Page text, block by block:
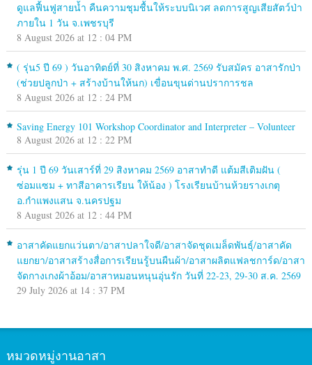
ดูแลฟื้นฟูสายน้ำ คืนความชุมชื้นให้ระบบนิเวศ ลดการสูญเสียสัตว์ป่า
ภายใน 1 วัน จ.เพชรบุรี
8 August 2026 at 12 : 04 PM
( รุ่น5 ปี 69 ) วันอาทิตย์ที่ 30 สิงหาคม พ.ศ. 2569 รับสมัคร อาสารักป่า
(ช่วยปลูกป่า + สร้างบ้านให้นก) เขื่อนขุนด่านปราการชล
8 August 2026 at 12 : 24 PM
Saving Energy 101 Workshop Coordinator and Interpreter – Volunteer
8 August 2026 at 12 : 22 PM
รุ่น 1 ปี 69 วันเสาร์ที่ 29 สิงหาคม 2569 อาสาทำดี แต้มสีเติมฝัน (
ซ่อมแซม + ทาสีอาคารเรียน ให้น้อง ) โรงเรียนบ้านห้วยรางเกตุ
อ.กำแพงแสน จ.นครปฐม
8 August 2026 at 12 : 44 PM
อาสาคัดแยกแว่นตา/อาสาปลาใจดี/อาสาจัดชุดเมล็ดพันธุ์/อาสาคัด
แยกยา/อาสาสร้างสื่อการเรียนรู้บนผืนผ้า/อาสาผลิตแฟลชการ์ด/อาสา
จัดกางเกงผ้าอ้อม/อาสาหมอนหนุนอุ่นรัก วันที่ 22-23, 29-30 ส.ค. 2569
29 July 2026 at 14 : 37 PM
หมวดหมู่งานอาสา